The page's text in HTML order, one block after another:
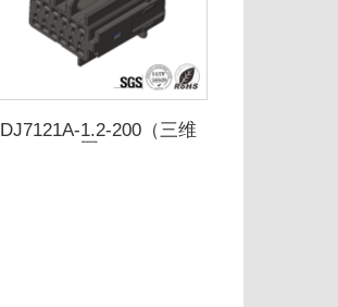
DJ7121A-1.2-200（三维
图）